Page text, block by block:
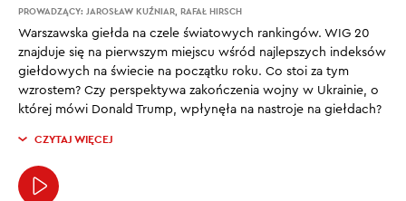
PROWADZĄCY: JAROSŁAW KUŹNIAR, RAFAŁ HIRSCH
Warszawska giełda na czele światowych rankingów. WIG 20
znajduje się na pierwszym miejscu wśród najlepszych indeksów
giełdowych na świecie na początku roku. Co stoi za tym
wzrostem? Czy perspektywa zakończenia wojny w Ukrainie, o
której mówi Donald Trump, wpłynęła na nastroje na giełdach?
CZYTAJ WIĘCEJ